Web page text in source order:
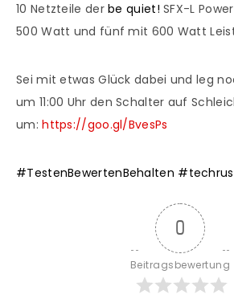
10 Netzteile derbe quiet! SFX-L
500 Watt und fünf mit 600 Watt
Sei mit etwas Glück dabei und leg
um 11:00 Uhr den Schalter auf
um:https://goo.gl/BvesPs
#TestenBewertenBehalten #
0
Beitragsbewertung